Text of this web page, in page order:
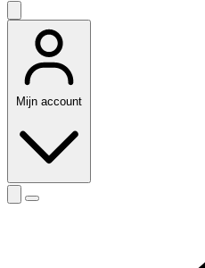
Mijn account